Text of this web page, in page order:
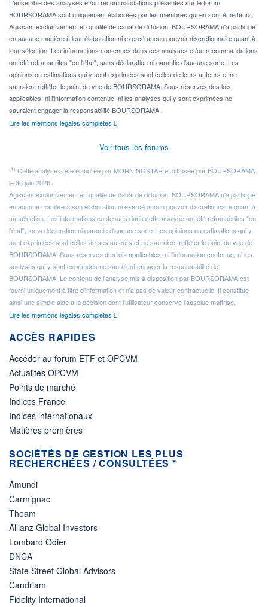
L'ensemble des analyses et/ou recommandations présentes sur le forum
BOURSORAMA sont uniquement élaborées par les membres qui en sont émetteurs.
Agissant exclusivement en qualité de canal de diffusion, BOURSORAMA n'a participé
en aucune manière à leur élaboration ni exercé aucun pouvoir discrétionnaire quant à
leur sélection. Les informations contenues dans ces analyses et/ou recommandations
ont été retranscrites "en l'état", sans déclaration ni garantie d'aucune sorte. Les
opinions ou estimations qui y sont exprimées sont celles de leurs auteurs et ne
sauraient refléter le point de vue de BOURSORAMA. Sous réserves des lois
applicables, ni l'information contenue, ni les analyses qui y sont exprimées ne
sauraient engager la responsabilité BOURSORAMA.
Lire les mentions légales complètes
Voir tous les forums
(1) Cette analyse a été élaborée par MORNINGSTAR et diffusée par BOURSORAMA
le 30 juin 2026.
Agissant exclusivement en qualité de canal de diffusion, BOURSORAMA n'a participé
en aucune manière à son élaboration ni exercé aucun pouvoir discrétionnaire quant à
sa sélection. Les informations contenues dans cette analyse ont été retranscrites "en
l'état", sans déclaration ni garantie d'aucune sorte. Les opinions ou estimations qui y
sont exprimées sont celles de ses auteurs et ne sauraient refléter le point de vue de
BOURSORAMA. Sous réserves des lois applicables, ni l'information contenue, ni les
analyses qui y sont exprimées ne sauraient engager la responsabilité de
BOURSORAMA. Le contenu de l'analyse mis à disposition par BOURSORAMA est
fourni uniquement à titre d'information et n'a pas de valeur contractuelle. Il constitue
ainsi une simple aide à la décision dont l'utilisateur conserve l'absolue maîtrise.
Lire les mentions légales complètes
ACCÈS RAPIDES
Accéder au forum ETF et OPCVM
Actualités OPCVM
Points de marché
Indices France
Indices internationaux
Matières premières
SOCIÉTÉS DE GESTION LES PLUS
RECHERCHÉES / CONSULTÉES *
Amundi
Carmignac
Theam
Allianz Global Investors
Lombard Odier
DNCA
State Street Global Advisors
Candriam
Fidelity International